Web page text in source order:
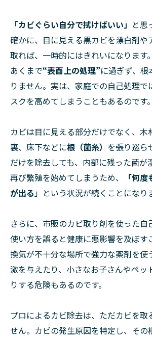
「カビぐらい自分で拭けばいい」 と思
確かに、目に見える黒カビを漂白剤や
取れば、一時的にはきれいになります
あくまで“表面上の処理”に過ぎず、
りません。実は、家庭での自己処理で
スクを高めてしまうこともあるのです。
カビは目に見える部分だけでなく、木
裏、床下などに根（菌糸） を張り巡ら
だけを除去しても、内部に残った菌が
再び繁殖を始めてしまうため、
「何
が出る」という状況が続くことになり
さらに、市販のカビ取り剤を使った自
使い方を誤ると健康に悪影響を及ぼす
換気が不十分な場所で強力な薬剤を使
激を与えたり、小さなお子さんやペッ
りする危険もあるのです。
プロによるカビ除去は、ただカビを取
せん。カビの発生原因を特定し、その